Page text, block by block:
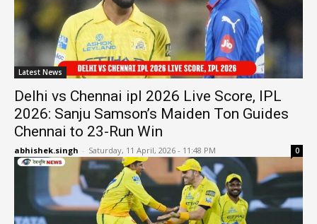
Latest News
Delhi vs Chennai ipl 2026 Live Score, IPL
2026: Sanju Samson’s Maiden Ton Guides
Chennai to 23-Run Win
abhishek.singh - Saturday, 11 April, 2026 - 11:48 PM 0